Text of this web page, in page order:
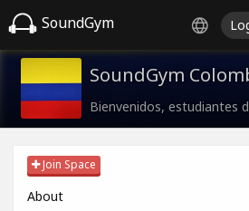
SoundGym
SoundGym
Bienvenidos, estudiantes
Join Space
About